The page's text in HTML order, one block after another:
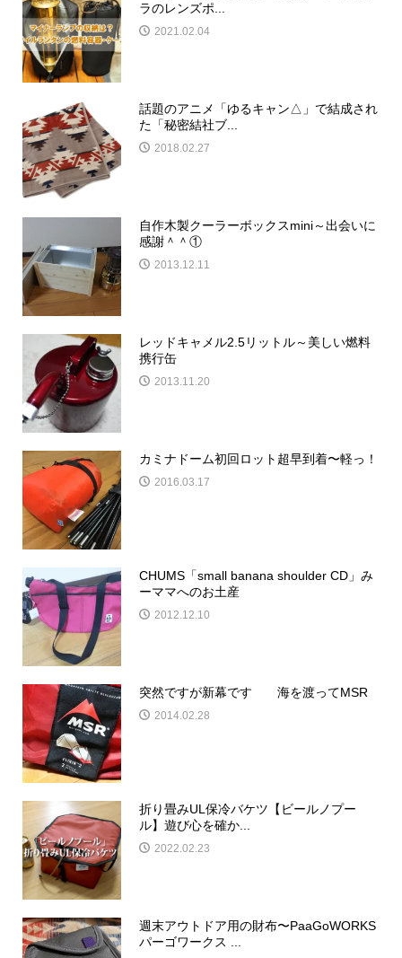
ラのレンズポ...
2021.02.04
話題のアニメ「ゆるキャン△」で結成され
た「秘密結社ブ...
2018.02.27
自作木製クーラーボックスmini～出会いに
感謝＾＾①
2013.12.11
レッドキャメル2.5リットル～美しい燃料
携行缶
2013.11.20
カミナドーム初回ロット超早到着〜軽っ！
2016.03.17
CHUMS「small banana shoulder CD」み
ーママへのお土産
2012.12.10
突然ですが新幕です 海を渡ってMSR
2014.02.28
折り畳みUL保冷バケツ【ビールノプー
ル】遊び心を確か...
2022.02.23
週末アウトドア用の財布〜PaaGoWORKS
パーゴワークス ...